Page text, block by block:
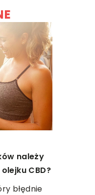
należy
CBD?
błędnie